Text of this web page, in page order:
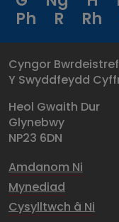
Ph
R Rh
Cyngor
Y Swyddfeydd
Heol Gwaith Dur
Glynebwy
NP23 6DN
Amdanom Ni
Mynediad
Cysylltwch â Ni